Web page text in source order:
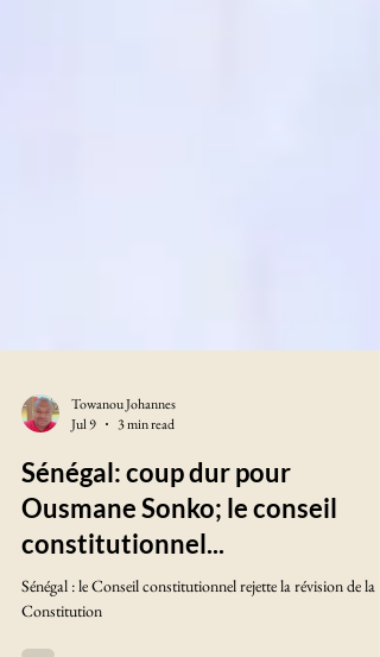
Towanou Johannes
Jul 9
3 min read
Sénégal: coup dur pour
constitutionnel...
Sénégal : le Conseil constitutionnel rejette la révision de la